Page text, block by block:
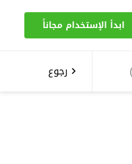
ابدأ الإستخدام مجاناً
رجوع